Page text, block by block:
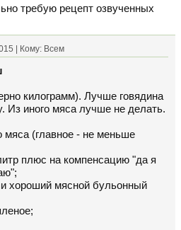
требую рецепт озвученных
| Кому: Всем
килограмм). Лучше говядина
Из иного мяса лучше не делать.
мяса (главное - не меньше
плюс на компенсацию "да я
хороший мясной бульонный